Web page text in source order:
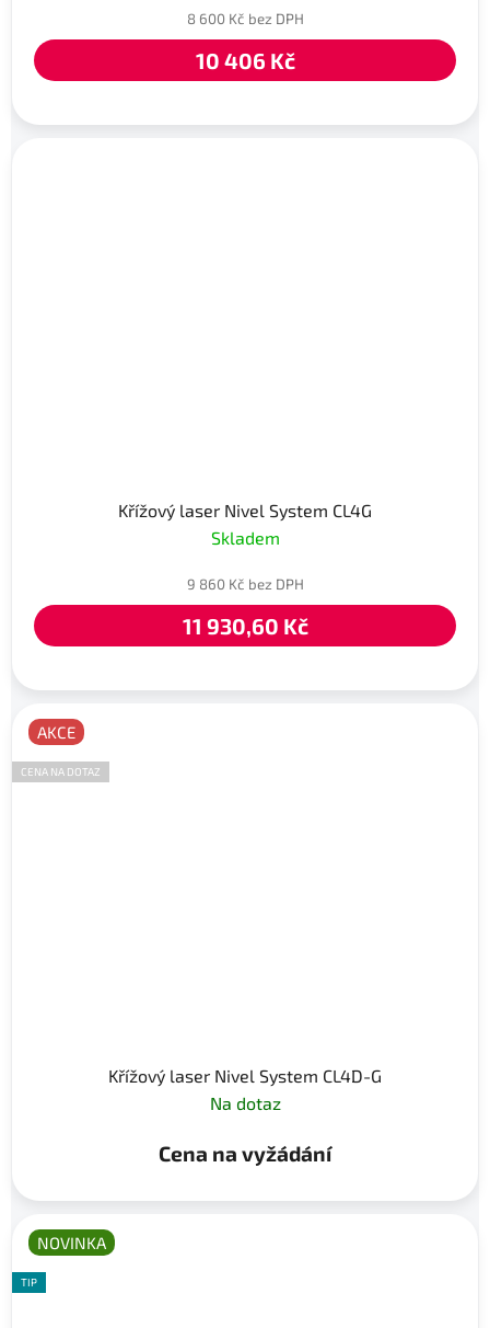
8 600 Kč bez DPH
10 406 Kč
Křížový laser Nivel System CL4G
Skladem
9 860 Kč bez DPH
11 930,60 Kč
AKCE
CENA NA DOTAZ
Křížový laser Nivel System CL4D-G
Na dotaz
Cena na vyžádání
NOVINKA
TIP